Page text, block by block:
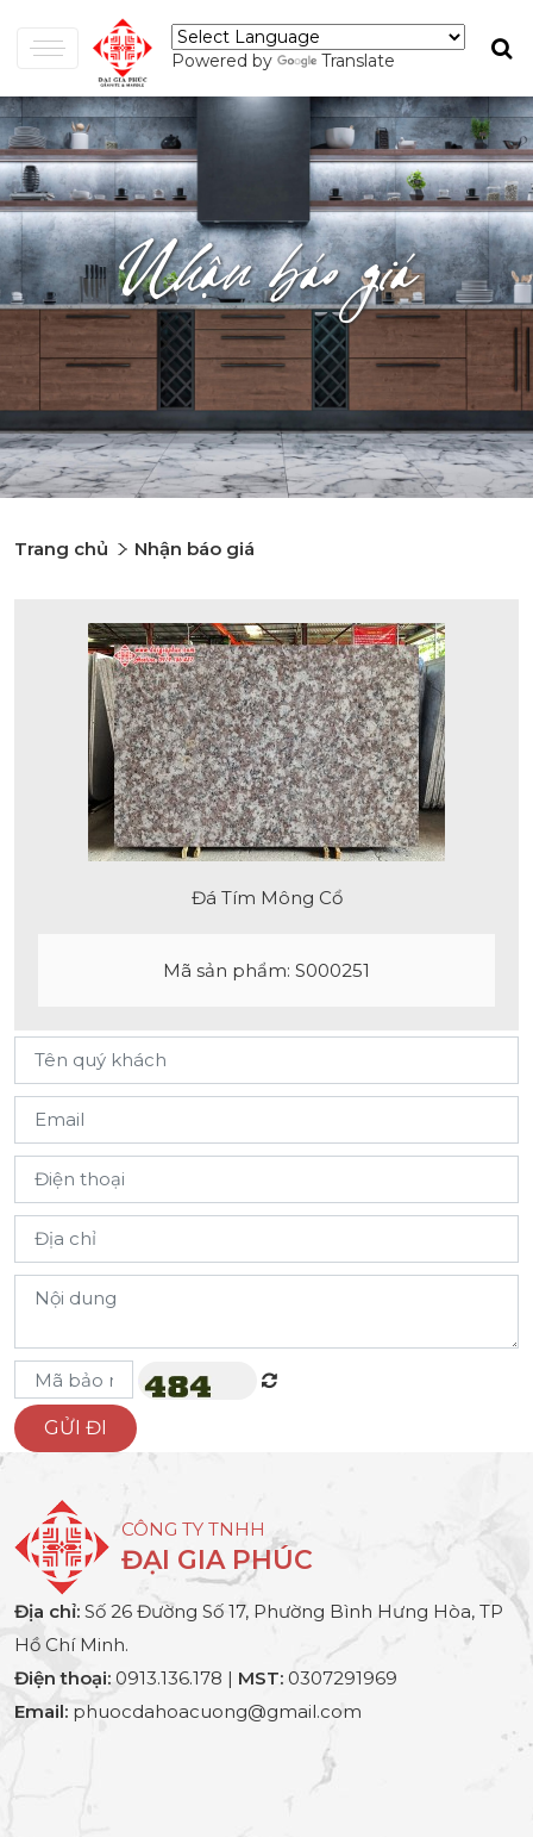
Powered by Translate
Nhận báo giá
Trang chủ Nhận báo giá
Đá Tím Mông Cổ
Mã sản phẩm: S000251
CÔNG TY TNHH
ĐẠI GIA PHÚC
Địa chỉ: Số 26 Đường Số 17, Phường Bình Hưng Hòa, TP
Hồ Chí Minh.
Điện thoại: 0913.136.178 | MST: 0307291969
Email: phuocdahoacuong@gmail.com